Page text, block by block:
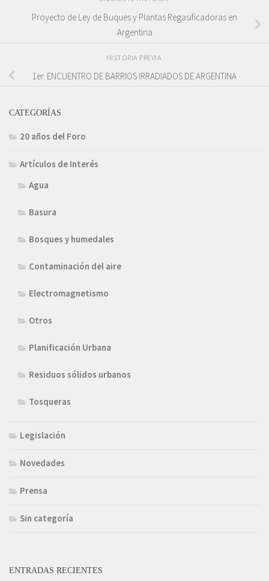
Proyecto de Ley de Buques y Plantas Regasificadoras en
Argentina
HISTORIA PREVIA
1er. ENCUENTRO DE BARRIOS IRRADIADOS DE ARGENTINA
CATEGORÍAS
20 años del Foro
Artículos de Interés
Agua
Basura
Bosques y humedales
Contaminación del aire
Electromagnetismo
Otros
Planificación Urbana
Residuos sólidos urbanos
Tosqueras
Legislación
Novedades
Prensa
Sin categoría
ENTRADAS RECIENTES